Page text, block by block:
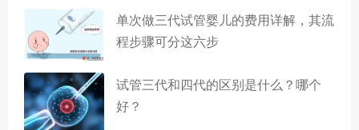
单次做三代试管婴儿的费用详解，其流
程步骤可分这六步
试管三代和四代的区别是什么？哪个
好？